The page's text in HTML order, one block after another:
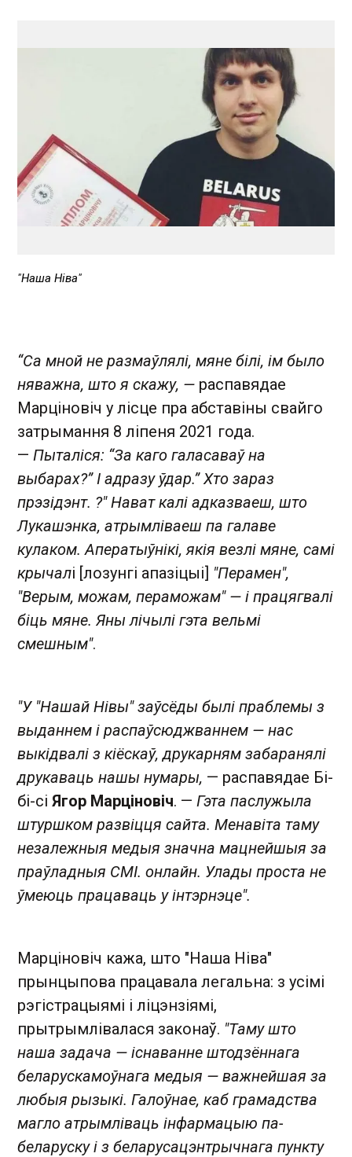
"Наша Ніва"
“Са мной не размаўлялі, мяне білі, ім было
няважна, што я скажу, — распавядае
Марціновіч у лісце пра абставіны свайго
затрымання 8 ліпеня 2021 года.
— Пыталіся: “За каго галасаваў на
выбарах?” І адразу ўдар.” Хто зараз
прэзідэнт. ?" Нават калі адказваеш, што
Лукашэнка, атрымліваеш па галаве
кулаком. Аператыўнікі, якія везлі мяне, самі
крычалі [лозунгі апазіцыі] "Перамен",
"Верым, можам, пераможам" — і працягвалі
біць мяне. Яны лічылі гэта вельмі
смешным".
"У "Нашай Нівы" заўсёды былі праблемы з
выданнем і распаўсюджваннем — нас
выкідвалі з кіёскаў, друкарням забаранялі
друкаваць нашы нумары, — распавядае Бі-
бі-сі Ягор Марціновіч. — Гэта паслужыла
штуршком развіцця сайта. Менавіта таму
незалежныя медыя значна мацнейшыя за
праўладныя СМІ. онлайн. Улады проста не
ўмеюць працаваць у інтэрнэце".
Марціновіч кажа, што "Наша Ніва"
прынцыпова працавала легальна: з усімі
рэгістрацыямі і ліцэнзіямі,
прытрымлівалася законаў. "Таму што
наша задача — існаванне штодзённага
беларускамоўнага медыя — важнейшая за
любыя рызыкі. Галоўнае, каб грамадства
магло атрымліваць інфармацыю па-
беларуску і з беларусацэнтрычнага пункту